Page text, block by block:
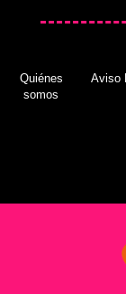
Quiénes
somos
Aviso